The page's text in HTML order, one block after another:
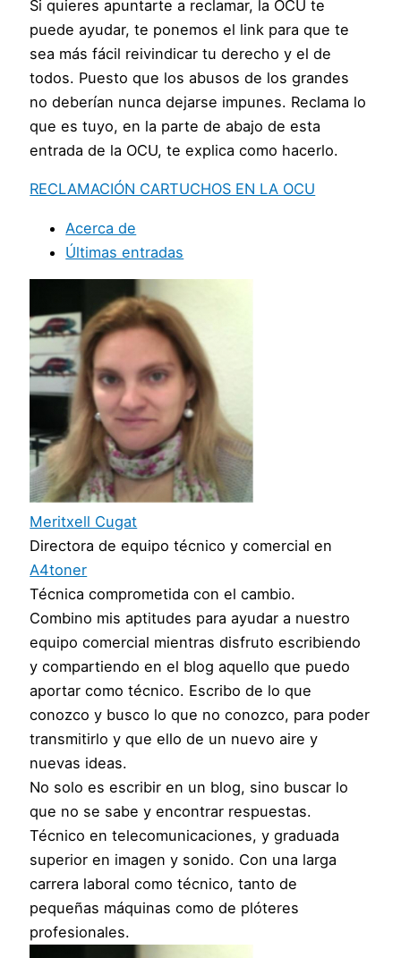
Si quieres apuntarte a reclamar, la OCU te
puede ayudar, te ponemos el link para que te
sea más fácil reivindicar tu derecho y el de
todos. Puesto que los abusos de los grandes
no deberían nunca dejarse impunes. Reclama lo
que es tuyo, en la parte de abajo de esta
entrada de la OCU, te explica como hacerlo.
RECLAMACIÓN CARTUCHOS EN LA OCU
Acerca de
Últimas entradas
Meritxell Cugat
Directora de equipo técnico y comercial en
A4toner
Técnica comprometida con el cambio.
Combino mis aptitudes para ayudar a nuestro
equipo comercial mientras disfruto escribiendo
y compartiendo en el blog aquello que puedo
aportar como técnico. Escribo de lo que
conozco y busco lo que no conozco, para poder
transmitirlo y que ello de un nuevo aire y
nuevas ideas.
No solo es escribir en un blog, sino buscar lo
que no se sabe y encontrar respuestas.
Técnico en telecomunicaciones, y graduada
superior en imagen y sonido. Con una larga
carrera laboral como técnico, tanto de
pequeñas máquinas como de plóteres
profesionales.